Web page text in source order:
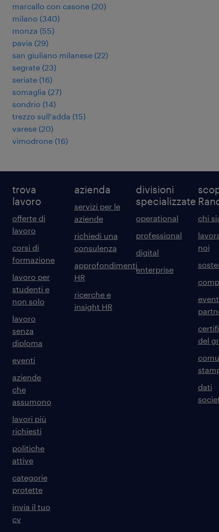
marcallo con casone (20)
milano (340)
monza (55)
pavia (29)
san giuliano milanese (22)
segrate (23)
seriate (16)
somaglia (27)
sondrio (14)
trezzo sull'adda (15)
varese (20)
vimodrone (16)
trova
lavoro
offerte di
lavoro
corsi di
formazione
lavoro per
studenti e
non solo
lavoro
senza
diploma
eventi
aziende
che
assumono
lavori più
richiesti
politiche
attive
categorie
protette
invia il tuo
cv
azienda
servizi per le
aziende
richiedi una
consulenza
approfondimenti
HR
ricerche e
insight HR
divisioni
specializzate
operational
professional
digital
enterprise
chi
noi
del
dati